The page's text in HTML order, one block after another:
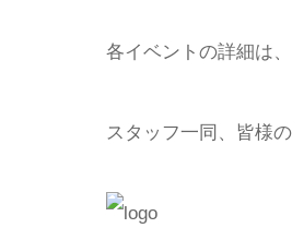
各イベントの詳細は
スタッフ一同、皆様